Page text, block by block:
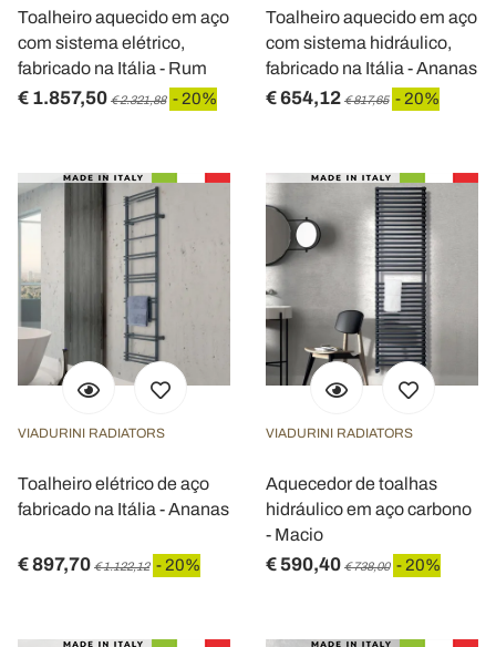
Toalheiro aquecido em aço
com sistema elétrico,
fabricado na Itália - Rum
€ 1.857,50 € 2.321,88 - 20%
Toalheiro aquecido em aço
com sistema hidráulico,
fabricado na Itália - Ananas
€ 654,12 € 817,65 - 20%
VIADURINI RADIATORS
Toalheiro elétrico de aço
fabricado na Itália - Ananas
€ 897,70 € 1.122,12 - 20%
VIADURINI RADIATORS
Aquecedor de toalhas
hidráulico em aço carbono
- Macio
€ 590,40 € 738,00 - 20%